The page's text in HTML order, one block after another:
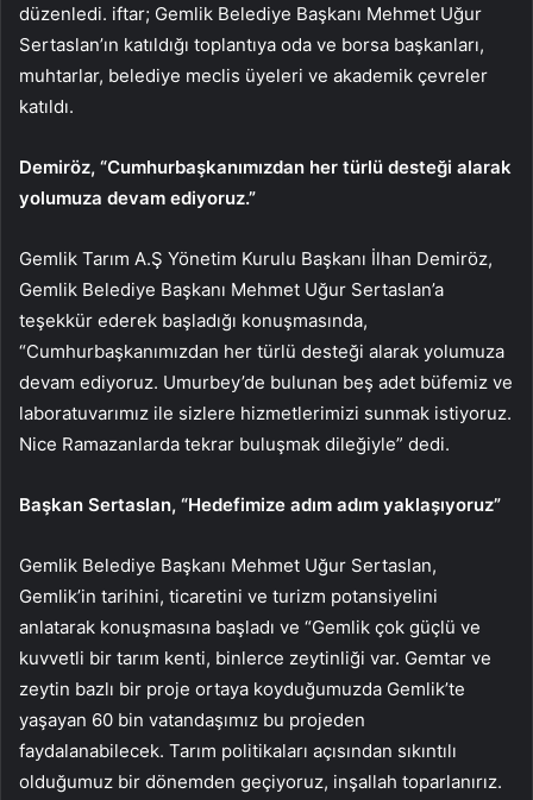
düzenledi. iftar; Gemlik Belediye Başkanı Mehmet Uğur
Sertaslan’ın katıldığı toplantıya oda ve borsa başkanları,
muhtarlar, belediye meclis üyeleri ve akademik çevreler
katıldı.
Demiröz, “Cumhurbaşkanımızdan her türlü desteği alarak
yolumuza devam ediyoruz.”
Gemlik Tarım A.Ş Yönetim Kurulu Başkanı İlhan Demiröz,
Gemlik Belediye Başkanı Mehmet Uğur Sertaslan’a
teşekkür ederek başladığı konuşmasında,
“Cumhurbaşkanımızdan her türlü desteği alarak yolumuza
devam ediyoruz. Umurbey’de bulunan beş adet büfemiz ve
laboratuvarımız ile sizlere hizmetlerimizi sunmak istiyoruz.
Nice Ramazanlarda tekrar buluşmak dileğiyle” dedi.
Başkan Sertaslan, “Hedefimize adım adım yaklaşıyoruz”
Gemlik Belediye Başkanı Mehmet Uğur Sertaslan,
Gemlik’in tarihini, ticaretini ve turizm potansiyelini
anlatarak konuşmasına başladı ve “Gemlik çok güçlü ve
kuvvetli bir tarım kenti, binlerce zeytinliği var. Gemtar ve
zeytin bazlı bir proje ortaya koyduğumuzda Gemlik’te
yaşayan 60 bin vatandaşımız bu projeden
faydalanabilecek. Tarım politikaları açısından sıkıntılı
olduğumuz bir dönemden geçiyoruz, inşallah toparlanırız.